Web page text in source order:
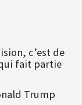
c’est de
fait partie
Trump